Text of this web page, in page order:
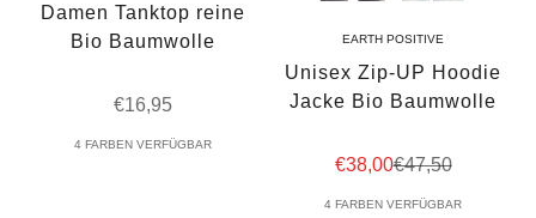
Damen Tanktop reine
Bio Baumwolle
Angebot
€16,95
4 FARBEN VERFÜGBAR
EARTH POSITIVE
Unisex Zip-UP Hoodie
Jacke Bio Baumwolle
Angebot
€38,00Regulärer Preis
€47,50
4 FARBEN VERFÜGBAR